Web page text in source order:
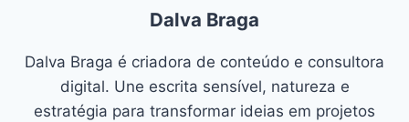
Dalva Braga
Dalva Braga é criadora de conteúdo e consultora
digital. Une escrita sensível, natureza e
estratégia para transformar ideias em projetos